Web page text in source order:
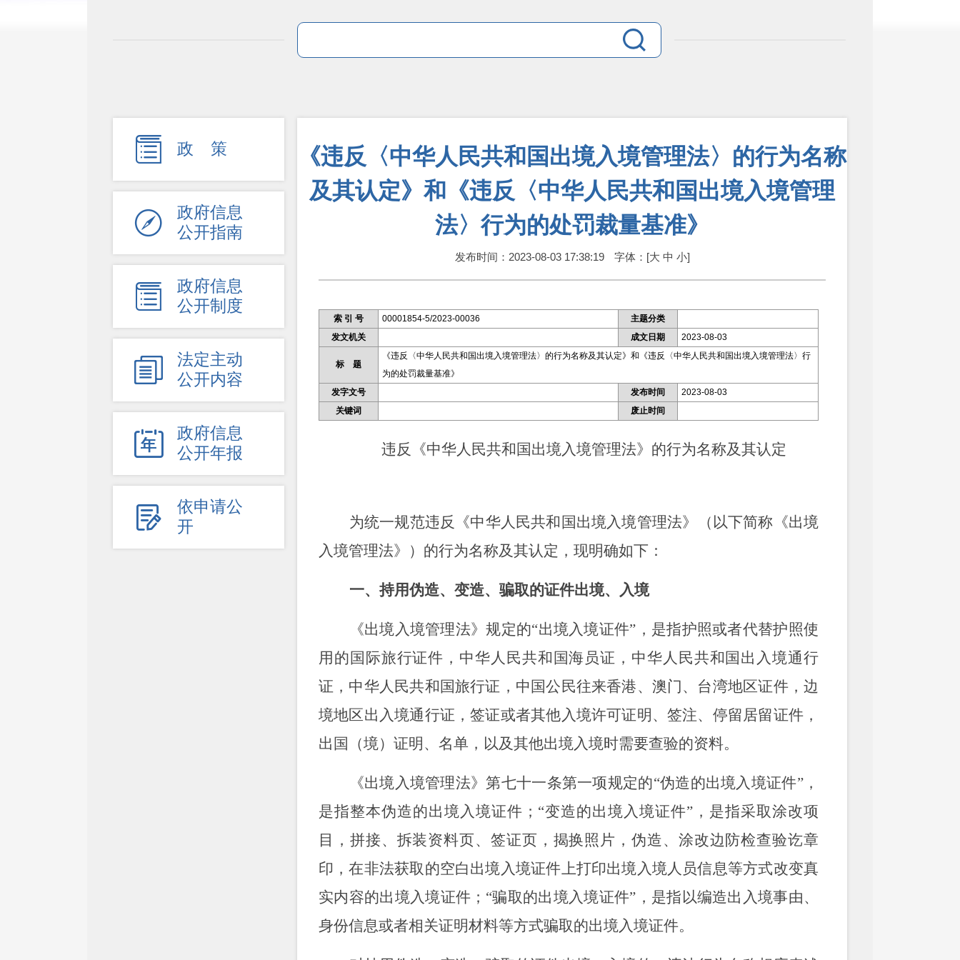
 政 策

政府信息
公开指南

政府信息
公开制度

法定主动
公开内容

政府信息
公开年报

依申请公
开
《违反〈中华人民共和国出境入境管理法〉的行为名称
及其认定》和《违反〈中华人民共和国出境入境管理
法〉行为的处罚裁量基准》
发布时间： 2023-08-03 17:38:19 字体：[大 中 小]
索 引 号 00001854-5/2023-00036
主题分类
发文机关
成文日期 2023-08-03
标 题
《违反〈中华人民共和国出境入境管理法〉的行为名称及其认定》和《违反〈中华人民共和国出境入境管理法〉行
为的处罚裁量基准》
发字文号
发布时间
2023-08-03
关键词
废止时间
违反《中华人民共和国出境入境管理法》 的行为名称及其认定
为统一规范违反《中华人民共和国出境入境管理法》（以下简称《出境
入境管理法》）的行为名称及其认定，现明确如下：
一、持用伪造、变造、骗取的证件出境、入境
《出境入境管理法》规定的“出境入境证件”，是指护照或者代替护照使
用的国际旅行证件，中华人民共和国海员证，中华人民共和国出入境通行
证，中华人民共和国旅行证，中国公民往来香港、澳门、台湾地区证件，边
境地区出入境通行证，签证或者其他入境许可证明、签注、停留居留证件，
出国（境）证明、名单，以及其他出境入境时需要查验的资料。
《出境入境管理法》第七十一条第一项规定的“伪造的出境入境证件”，
是指整本伪造的出境入境证件；“变造的出境入境证件”，是指采取涂改项
目，拼接、拆装资料页、签证页，揭换照片，伪造、涂改边防检查验讫章
印，在非法获取的空白出境入境证件上打印出境入境人员信息等方式改变真
实内容的出境入境证件；“骗取的出境入境证件”，是指以编造出入境事由、
身份信息或者相关证明材料等方式骗取的出境入境证件。